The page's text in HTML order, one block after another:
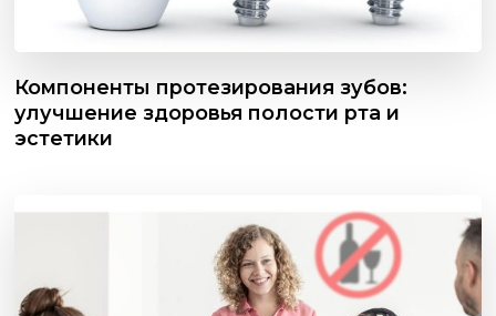
Компоненты протезирования зубов:
улучшение здоровья полости рта и
эстетики